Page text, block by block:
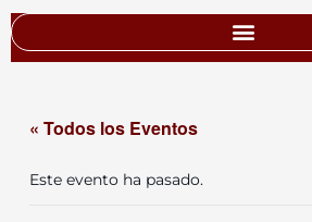
« Todos los Eventos
Este evento ha pasado.